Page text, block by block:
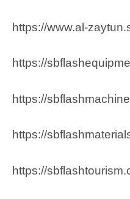
https://www.al-
https://
https://
https://
https://